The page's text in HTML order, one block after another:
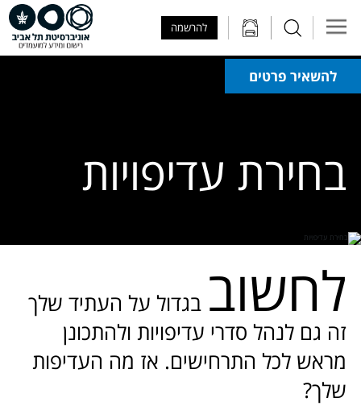
להרשמה
להשאיר פרטים
בחירת עדיפויות
לחשוב בגדול על העתיד שלך
זה גם לנהל סדרי עדיפויות ולהתכונן
מראש לכל התרחישים. אז מה העדיפות
שלך?